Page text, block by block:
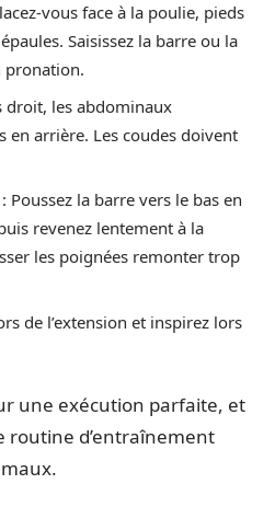
vous face à la poulie, pieds
Saisissez la barre ou la
pronation.
droit, les abdominaux
en arrière. Les coudes doivent
: Poussez la barre vers le bas en
revenez lentement à la
les poignées remonter trop
de l’extension et inspirez lors
une exécution parfaite, et
routine d’entraînement